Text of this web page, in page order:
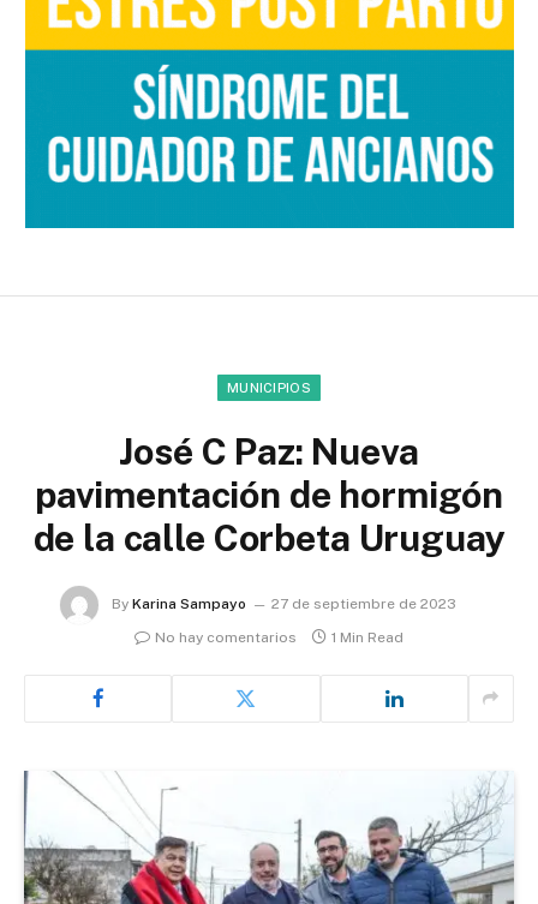
MUNICIPIOS
José C Paz: Nueva
pavimentación de hormigón
de la calle Corbeta Uruguay
By Karina Sampayo
27 de septiembre de 2023
No hay comentarios
1 Min Read